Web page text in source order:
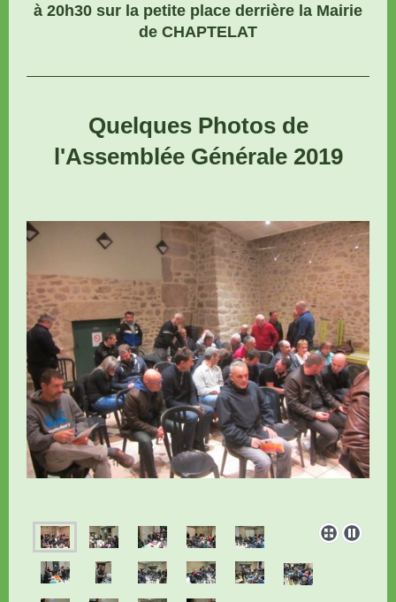
à 20h30 sur la petite place derrière la Mairie
de CHAPTELAT
Quelques Photos de
l'Assemblée Générale 2019